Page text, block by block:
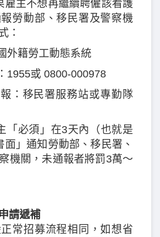
雇主不想再繼續聘僱該看護
勞動部、移民署及警察機
：
外籍勞工動態系統
1955或 0800-000978
：移民署服務站或專勤隊
「必須」在3天內（也就是
面」通知勞動部、移民署、
機關，未通報者將罰3萬～
請遞補
常招募流程相同，如想省